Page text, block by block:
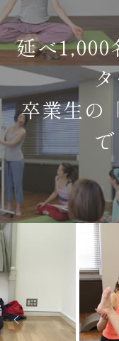
延べ1,000
卒業生の